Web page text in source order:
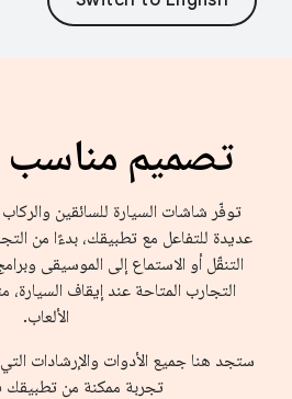
تصميم مناسب
توفّر شاشات السيارة للسائقين
عديدة للتفاعل مع تطبيقك، بدءًا من
التنقّل أو الاستماع إلى الموسيقى
التجارب المتاحة عند إيقاف
الألعاب.
ستجد هنا جميع الأدوات والإرشادات
تجربة ممكنة من تطبيقك